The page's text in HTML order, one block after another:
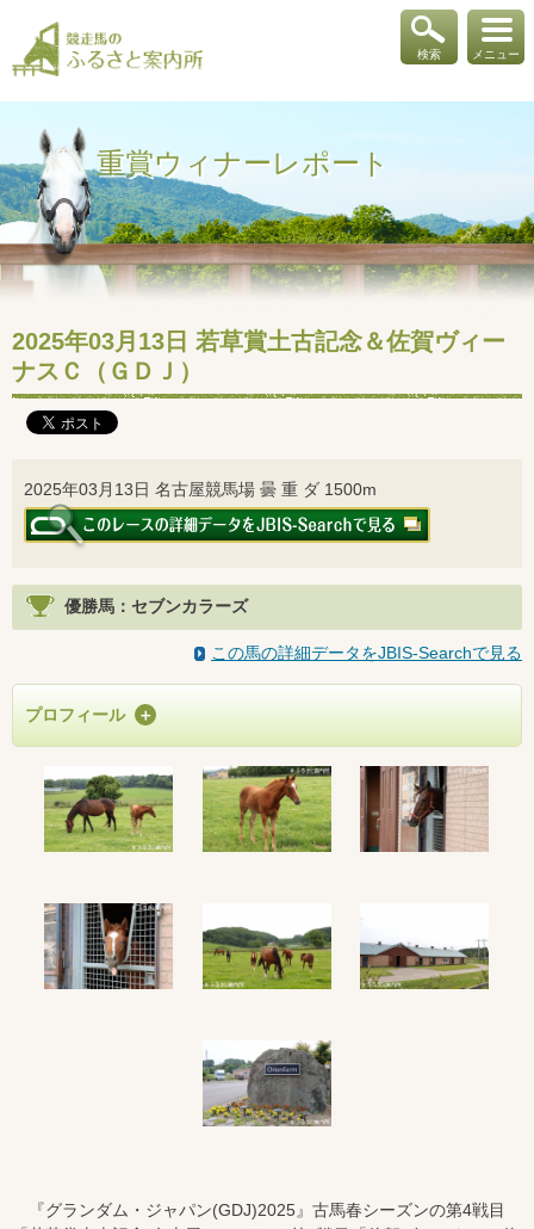
メニュー
検索
重賞ウィナーレポート
2025年03月13日 若草賞土古記念＆佐賀ヴィー
ナスＣ（ＧＤＪ）
2025年03月13日 名古屋競馬場 曇 重 ダ 1500m
優勝馬：セブンカラーズ
この馬の詳細データをJBIS-Searchで見る
プロフィール
『グランダム・ジャパン(GDJ)2025』古馬春シーズンの第4戦目